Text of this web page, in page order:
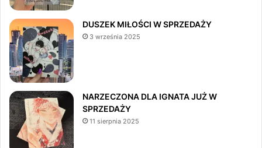
k
DUSZEK MIŁOŚCI W SPRZEDAŻY
3 września 2025
NARZECZONA DLA IGNATA JUŻ W
SPRZEDAŻY
11 sierpnia 2025